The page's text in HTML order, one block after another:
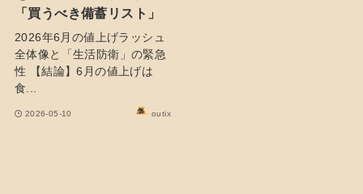
「買うべき備蓄リスト」
2026年6月の値上げラッシュ
全体像と「生活防衛」の緊急
性 【結論】6月の値上げは
食...
2026-05-10 outix